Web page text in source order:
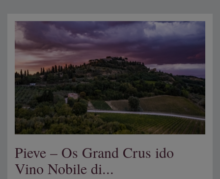
Pieve – Os Grand Crus ido
Vino Nobile di...